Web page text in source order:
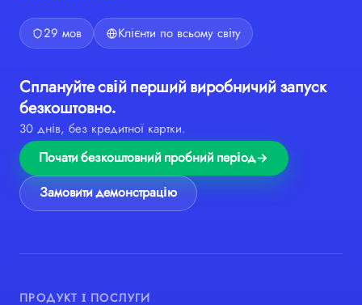
29 мов Клієнти по всьому світу
Сплануйте свій перший виробничий запуск
безкоштовно.
30 днів, без кредитної картки.
Почати безкоштовний пробний період
Замовити демонстрацію
ПРОДУКТ І ПОСЛУГИ